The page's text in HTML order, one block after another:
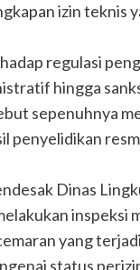
izin teknis
regulasi
hingga
sepenuhnya
penyelidikan
Dinas
inspeksi
yang
status